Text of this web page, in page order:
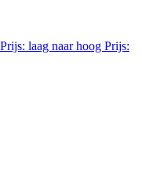
Prijs: laag naar hoog Prijs: